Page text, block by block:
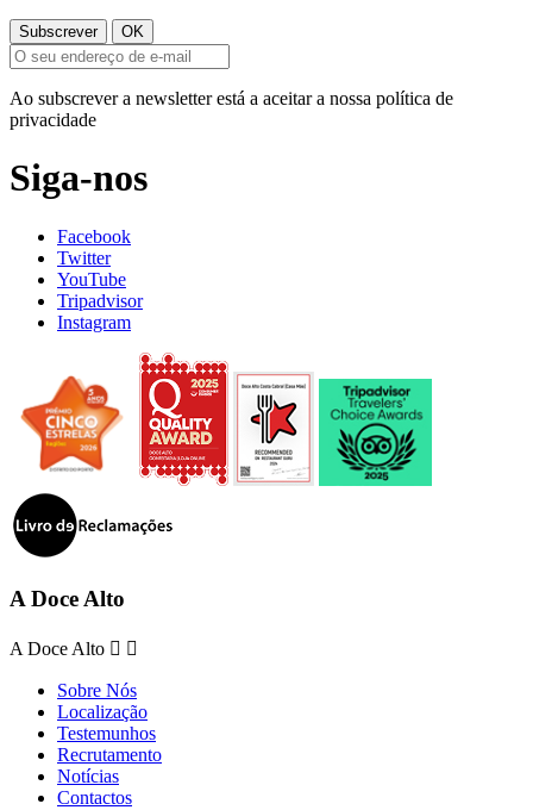
Ao subscrever a newsletter está a aceitar a nossa política de
privacidade
Siga-nos
Facebook
Twitter
YouTube
Tripadvisor
Instagram
A Doce Alto
A Doce Alto  
Sobre Nós
Localização
Testemunhos
Recrutamento
Notícias
Contactos